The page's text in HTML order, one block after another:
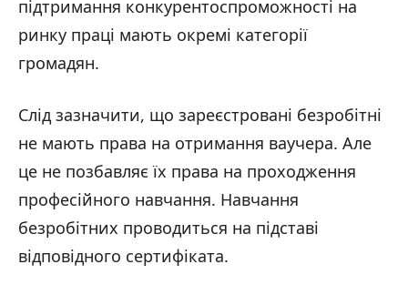
підтримання конкурентоспроможності на
ринку праці мають окремі категорії
громадян.
Слід зазначити, що зареєстровані безробітні
не мають права на отримання ваучера. Але
це не позбавляє їх права на проходження
професійного навчання. Навчання
безробітних проводиться на підставі
відповідного сертифіката.